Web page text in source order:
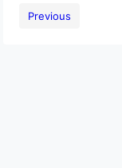
Previous